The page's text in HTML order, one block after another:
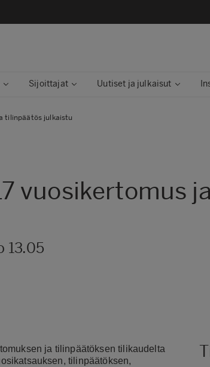
Sijoittajat Uutiset ja julkaisut
tilinpäätös julkaistu
vuosikertomus
13.05
ja tilinpäätöksen tilikaudelta
tilinpäätöksen,